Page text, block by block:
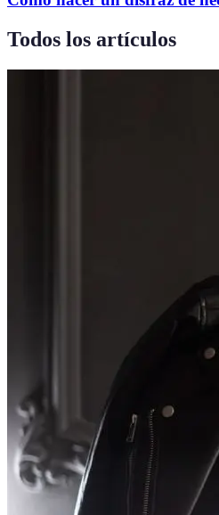
Todos los artículos